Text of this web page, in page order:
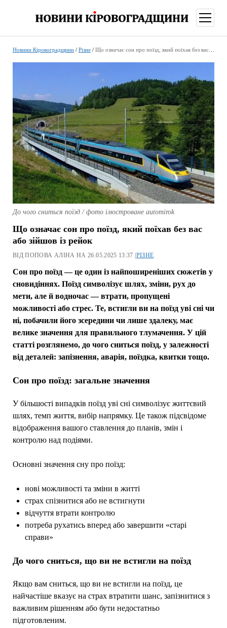
меню
Новини Кіровоградщини/ Різне/ Що означає сон про поїзд, який поїхав без вас або зійшов із рейок
До чого сниться поїзд / фото ілюстроване automirok
Що означає сон про поїзд, який поїхав без вас
або зійшов із рейок
ВІД ПОПОВА АЛІНА НА 26.05.2025 13:37 |РІЗНЕ
Сон про поїзд — це один із найпоширеніших сюжетів у
сновидіннях. Поїзд символізує шлях, зміни, рух до
мети, але й водночас — втрати, пропущені
можливості або стрес. Те, встигли ви на поїзд уві сні чи
ні, побачили його зсередини чи лише здалеку, має
велике значення для правильного тлумачення. У цій
статті розглянемо, до чого сниться поїзд, у залежності
від деталей: запізнення, аварія, поїздка, квитки тощо.
Сон про поїзд: загальне значення
У більшості випадків поїзд уві сні символізує життєвий
шлях, темп життя, вибір напрямку. Це також підсвідоме
відображення вашого ставлення до планів, змін і
контролю над подіями.
Основні значення сну про поїзд:
нові можливості та зміни в житті
страх спізнитися або не встигнути
відчуття втрати контролю
потреба рухатись вперед або завершити «старі
справи»
До чого сниться, що ви не встигли на поїзд
Якщо вам сниться, що ви не встигли на поїзд, це
найчастіше вказує на страх втратити шанс, запізнитися з
важливим рішенням або бути недостатньо
підготовленим.